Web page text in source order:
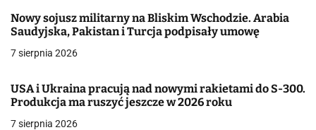
j
a
p
i
Nowy sojusz militarny na Bliskim Wschodzie. Arabia
Saudyjska, Pakistan i Turcja podpisały umowę
7 sierpnia 2026
USA i Ukraina pracują nad nowymi rakietami do S-300.
Produkcja ma ruszyć jeszcze w 2026 roku
7 sierpnia 2026